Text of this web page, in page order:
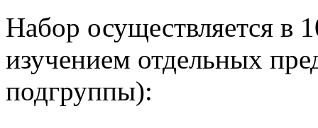
подгруппаПрофиль Профильные предметы
10 (и) Инженерно-­математический Математика (алгебра и
10 (м) Медико-биологический